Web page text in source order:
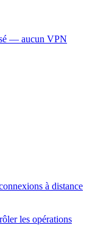
— aucun VPN
à distance
les opérations